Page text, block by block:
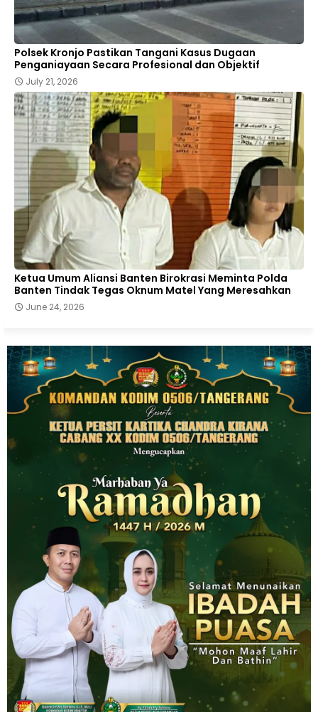
Polsek Kronjo Pastikan Tangani Kasus Dugaan
Penganiayaan Secara Profesional dan Objektif
July 21, 2026
Ketua Umum Aliansi Banten Birokrasi Meminta Polda
Banten Tindak Tegas Oknum Matel Yang Meresahkan
June 24, 2026